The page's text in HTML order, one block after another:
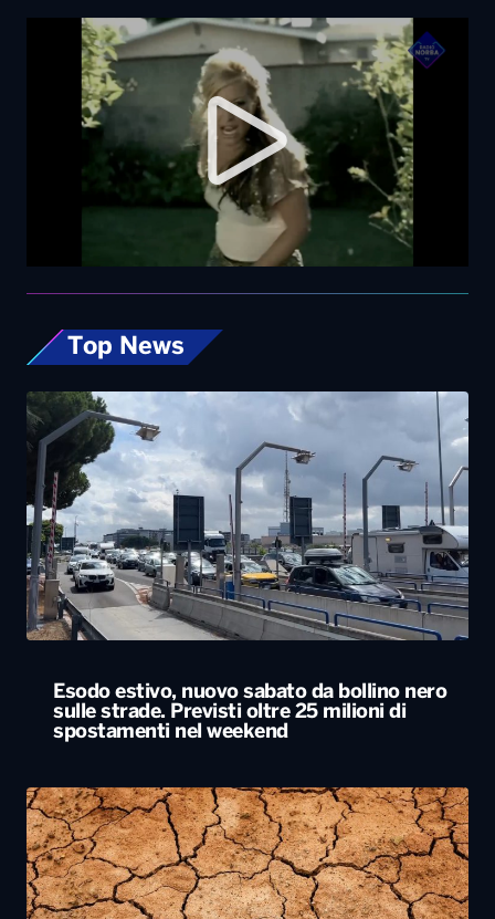
Top News
Esodo estivo, nuovo sabato da bollino nero
sulle strade. Previsti oltre 25 milioni di
spostamenti nel weekend